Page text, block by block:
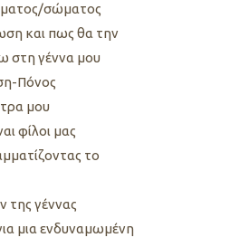
σώματος
και πως θα την
στη γέννα μου
Πόνος
μου
φίλοι μας
το
της γέννας
μια ενδυναμωμένη